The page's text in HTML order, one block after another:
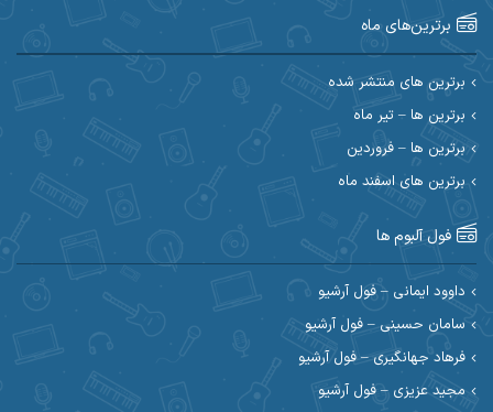
احسان امیدوار
احسان حیدری احسان دریادل
احسان رمضانی احسان علیانی
احسان کریمی احسان کمری
احسان مرادیان احمد اسلامی
احمد بیرانوند
احمد صحراییان
احمد نازدار احمد نوریان
برترین‌های ماه
برترین های منتشر شده
برترین ها – تیر ماه
برترین ها – فروردین
برترین های اسفند ماه
فول آلبوم ها
داوود ایمانی – فول آرشیو
سامان حسینی – فول آرشیو
فرهاد جهانگیری – فول آرشیو
مجید عزیزی – فول آرشیو